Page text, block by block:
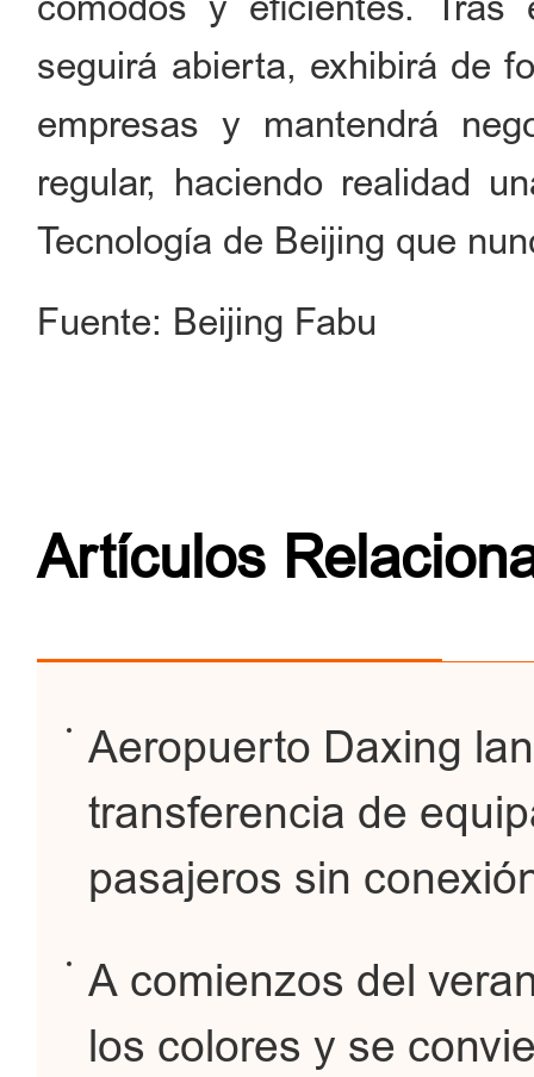
seguirá abierta, exhibirá de
empresas y mantendrá
regular, haciendo realidad
Tecnología de Beijing que
Fuente: Beijing Fabu
Artículos
Aeropuerto Daxing
transferencia de
pasajeros sin
A comienzos del
los colores y se